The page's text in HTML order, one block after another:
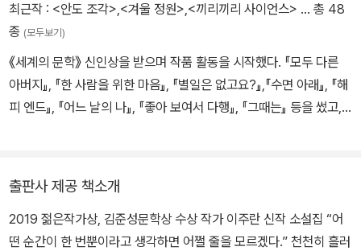
최근작 : <안도 조각>,<겨울 정원>,<끼리끼리 사이언스> … 총 48
종 (모두보기)
《세계의 문학》 신인상을 받으며 작품 활동을 시작했다. 『모두 다른
아버지』, 『한 사람을 위한 마음』, 『별일은 없고요?』,『수면 아래』, 『해
피 엔드』, 『어느 날의 나』, 『좋아 보여서 다행』, 『그때는』 등을 썼고,
출판사 제공 책소개
2019 젊은작가상, 김준성문학상 수상 작가 이주란 신작 소설집 “어
떤 순간이 한 번뿐이라고 생각하면 어쩔 줄을 모르겠다.” 천천히 흘러